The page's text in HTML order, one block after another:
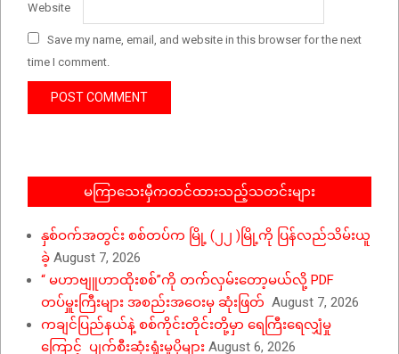
Website
Save my name, email, and website in this browser for the next
time I comment.
မကြာသေးမှီကတင်ထားသည့်သတင်းများ
နှစ်ဝက်အတွင်း စစ်တပ်က မြို့ (၂၂ )မြို့ကို ပြန်လည်သိမ်းယူ
ခဲ့ August 7, 2026
“ မဟာဗျူဟာထိုးစစ်”ကို တက်လှမ်းတော့မယ်လို့ PDF
တပ်မှူးကြီးများ အစည်းအဝေးမှ ဆုံးဖြတ် August 7, 2026
ကချင်ပြည်နယ်နဲ့ စစ်ကိုင်းတိုင်းတို့မှာ ရေကြီးရေလျှံမှု
ကြောင့် ပျက်စီးဆုံးရှုံးမှုပိုများ August 6, 2026